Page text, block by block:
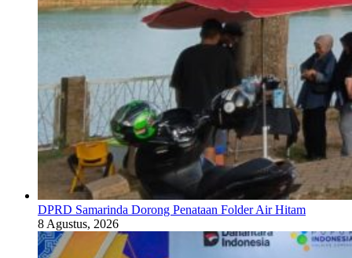
DPRD Samarinda Dorong Penataan Folder Air Hitam
8 Agustus, 2026